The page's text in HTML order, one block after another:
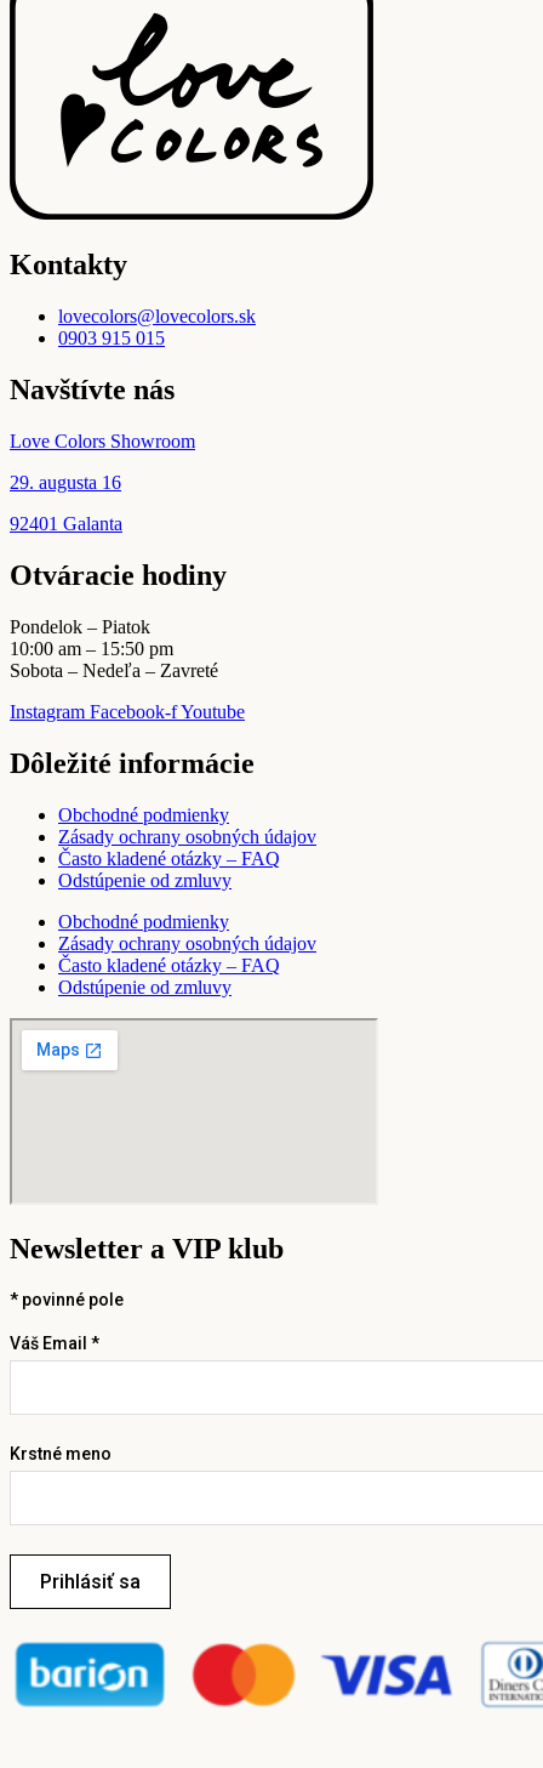
Kontakty
lovecolors@lovecolors.sk
0903 915 015
Navštívte nás
Love Colors Showroom
29. augusta 16
92401 Galanta
Otváracie hodiny
Pondelok – Piatok
10:00 am – 15:50 pm
Sobota – Nedeľa – Zavreté
Instagram Facebook-fYoutube
Dôležité informácie
Obchodné podmienky
Zásady ochrany osobných údajov
Často kladené otázky – FAQ
Odstúpenie od zmluvy
Obchodné podmienky
Zásady ochrany osobných údajov
Často kladené otázky – FAQ
Odstúpenie od zmluvy
Newsletter a VIP klub
* povinné pole
Váš Email *
Krstné meno
Prihlásiť sa